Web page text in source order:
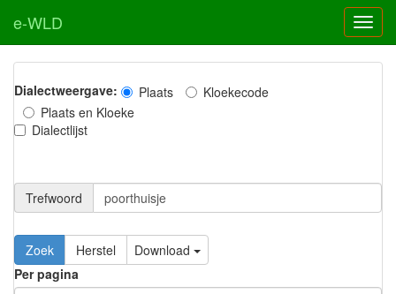
e-WLD
Dialectweergave: Plaats
Kloekecode
Plaats en Kloeke
Dialectlijst
Trefwoord
Download
Per pagina